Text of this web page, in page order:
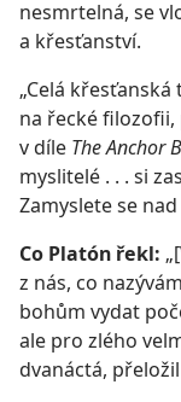
nesmrtelná, se
a křesťanství.
„Celá
na řecké filozofii,
v díle The Anchor
myslitelé . . . si
Zamyslete se
Co Platón řekl:
z nás, co
bohům vydat
ale pro zlého
dvanáctá,